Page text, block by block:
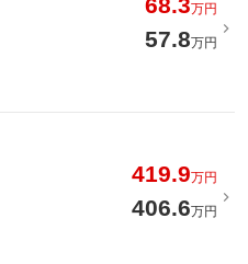
万円
57.8万円
419.9万円
406.6万円